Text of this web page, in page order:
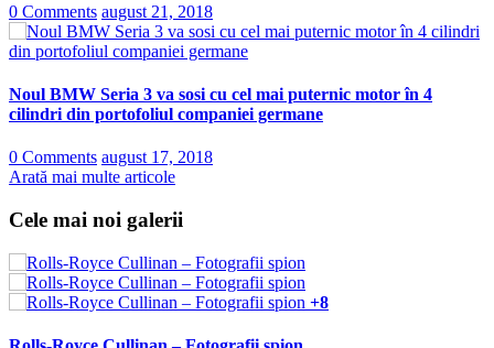
0 Comments august 21, 2018
Noul BMW Seria 3 va sosi cu cel mai puternic motor în 4
cilindri din portofoliul companiei germane
0 Comments august 17, 2018
Arată mai multe articole
Cele mai noi galerii
+8